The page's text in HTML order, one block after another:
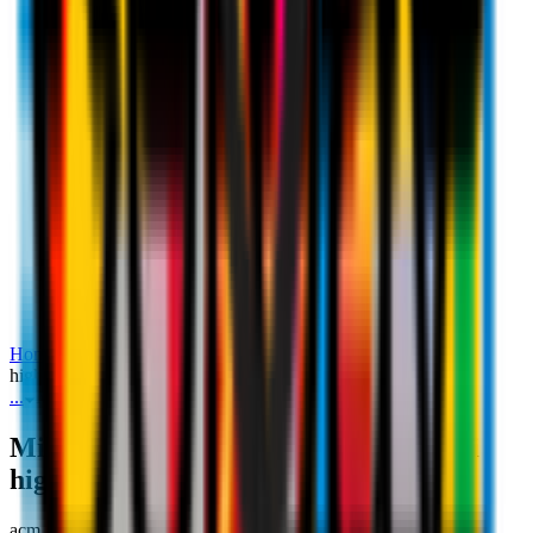
Milan‑SPAL, Primavera 2 2019/20: gli
highlights
Home
highlights
...
Milan-SPAL, Primavera 2 2019/20: gli highlights
Milan‑SPAL, Primavera 2 2019/20: gli
highlights